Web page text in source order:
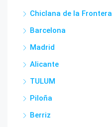
Chiclana de la Frontera
Barcelona
Madrid
Alicante
TULUM
Piloña
Berriz